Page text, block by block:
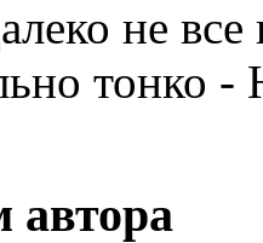
не
тонко
автора